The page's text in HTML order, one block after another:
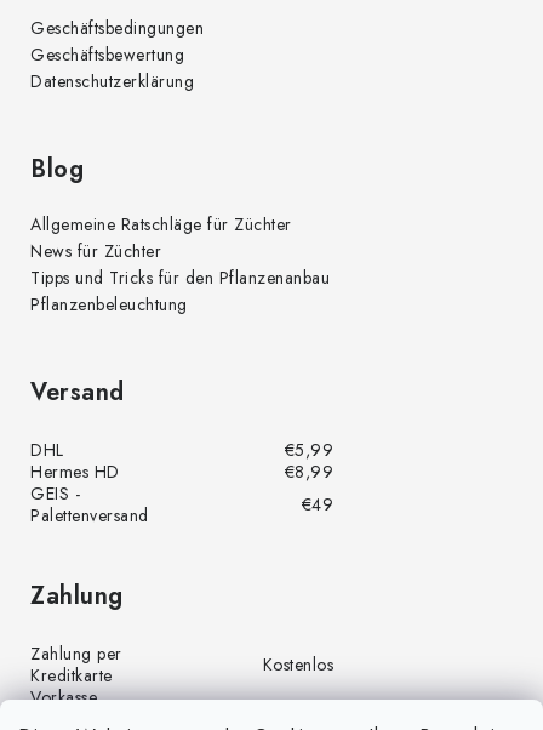
Geschäftsbedingungen
Geschäftsbewertung
Datenschutzerklärung
Blog
Allgemeine Ratschläge für Züchter
News für Züchter
Tipps und Tricks für den Pflanzenanbau
Pflanzenbeleuchtung
Versand
DHL
€5,99
Hermes HD
€8,99
GEIS -
Palettenversand
€49
Zahlung
Zahlung per
Kreditkarte
Kostenlos
Vorkasse